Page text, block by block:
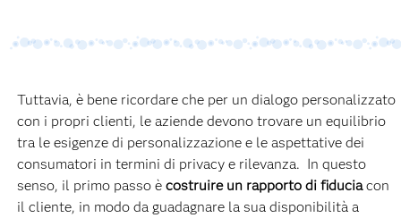
Tuttavia, è bene ricordare che per un dialogo personalizzato
con i propri clienti, le aziende devono trovare un equilibrio
tra le esigenze di personalizzazione e le aspettative dei
consumatori in termini di privacy e rilevanza. In questo
senso, il primo passo è costruire un rapporto di fiduciacon
il cliente, in modo da guadagnare la sua disponibilità a